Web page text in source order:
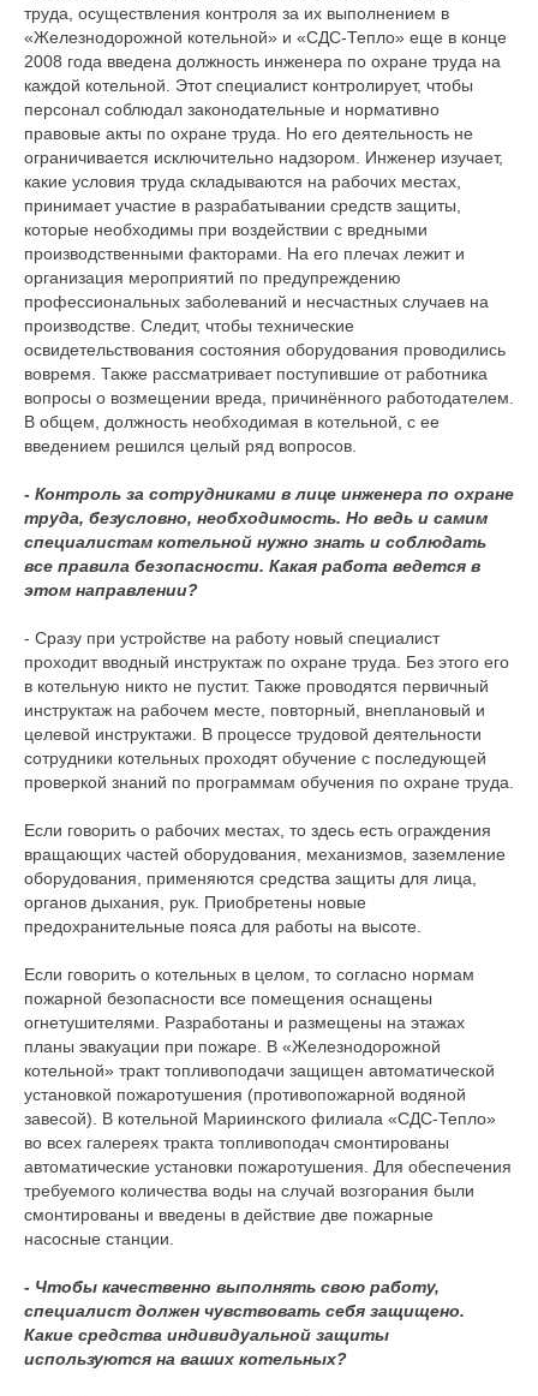
труда, осуществления контроля за их выполнением в
«Железнодорожной котельной» и «СДС-Тепло» еще в конце
2008 года введена должность инженера по охране труда на
каждой котельной. Этот специалист контролирует, чтобы
персонал соблюдал законодательные и нормативно
правовые акты по охране труда. Но его деятельность не
ограничивается исключительно надзором. Инженер изучает,
какие условия труда складываются на рабочих местах,
принимает участие в разрабатывании средств защиты,
которые необходимы при воздействии с вредными
производственными факторами. На его плечах лежит и
организация мероприятий по предупреждению
профессиональных заболеваний и несчастных случаев на
производстве. Следит, чтобы технические
освидетельствования состояния оборудования проводились
вовремя. Также рассматривает поступившие от работника
вопросы о возмещении вреда, причинённого работодателем.
В общем, должность необходимая в котельной, с ее
введением решился целый ряд вопросов.
- Контроль за сотрудниками в лице инженера по охране
труда, безусловно, необходимость. Но ведь и самим
специалистам котельной нужно знать и соблюдать
все правила безопасности. Какая работа ведется в
этом направлении?
- Сразу при устройстве на работу новый специалист
проходит вводный инструктаж по охране труда. Без этого его
в котельную никто не пустит. Также проводятся первичный
инструктаж на рабочем месте, повторный, внеплановый и
целевой инструктажи. В процессе трудовой деятельности
сотрудники котельных проходят обучение с последующей
проверкой знаний по программам обучения по охране труда.
Если говорить о рабочих местах, то здесь есть ограждения
вращающих частей оборудования, механизмов, заземление
оборудования, применяются средства защиты для лица,
органов дыхания, рук. Приобретены новые
предохранительные пояса для работы на высоте.
Если говорить о котельных в целом, то согласно нормам
пожарной безопасности все помещения оснащены
огнетушителями. Разработаны и размещены на этажах
планы эвакуации при пожаре. В «Железнодорожной
котельной» тракт топливоподачи защищен автоматической
установкой пожаротушения (противопожарной водяной
завесой). В котельной Мариинского филиала «СДС-Тепло»
во всех галереях тракта топливоподач смонтированы
автоматические установки пожаротушения. Для обеспечения
требуемого количества воды на случай возгорания были
смонтированы и введены в действие две пожарные
насосные станции.
- Чтобы качественно выполнять свою работу,
специалист должен чувствовать себя защищено.
Какие средства индивидуальной защиты
используются на ваших котельных?